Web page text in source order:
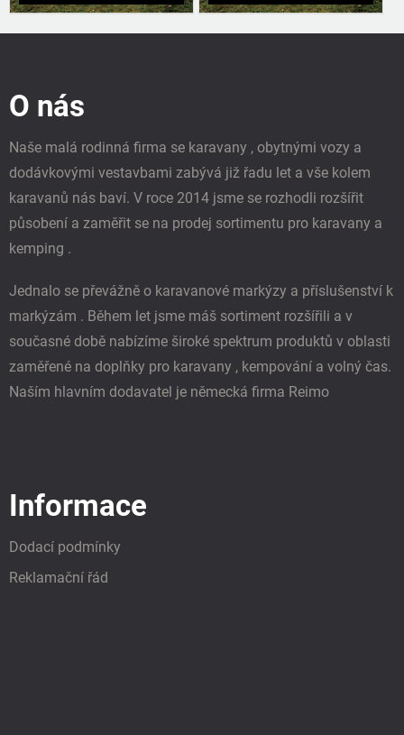
O nás
Naše malá rodinná firma se karavany , obytnými vozy a
dodávkovými vestavbami zabývá již řadu let a vše kolem
karavanů nás baví. V roce 2014 jsme se rozhodli rozšířit
působení a zaměřit se na prodej sortimentu pro karavany a
kemping .
Jednalo se převážně o karavanové markýzy a příslušenství k
markýzám . Během let jsme máš sortiment rozšířili a v
současné době nabízíme široké spektrum produktů v oblasti
zaměřené na doplňky pro karavany , kempování a volný čas.
Naším hlavním dodavatel je německá firma Reimo
Informace
Dodací podmínky
Reklamační řád